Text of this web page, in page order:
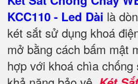
KCC110 - Led Dài là
két sắt sử dụng khoá
mở bằng cách bấm mật
hợp với khoá chìa chống